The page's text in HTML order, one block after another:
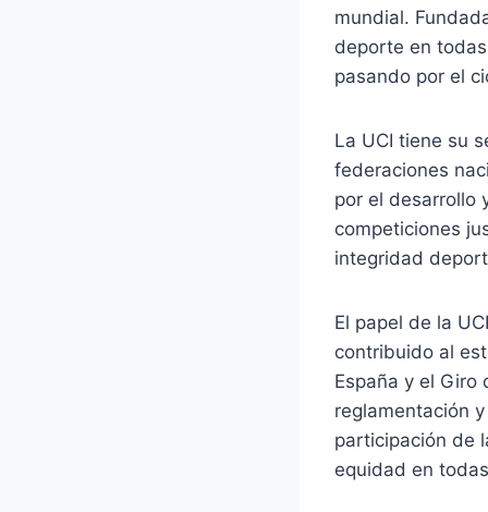
mundial.
deporte en
pasando por el
La UCI tiene su
federaciones
por el desarrollo
competiciones
integridad
El papel de la
contribuido al
España y el
reglamentación
participación de
equidad en